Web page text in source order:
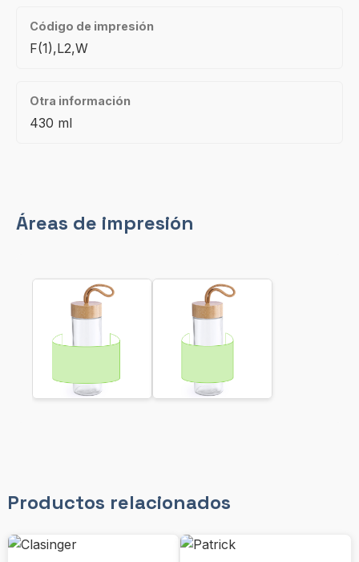
Código de impresión
F(1),L2,W
Otra información
430 ml
Áreas de impresión
Productos relacionados